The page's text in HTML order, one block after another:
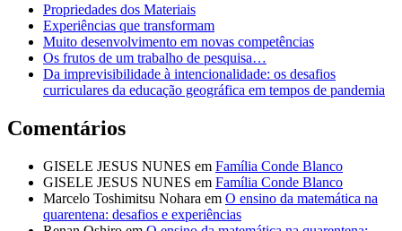
Propriedades dos Materiais
Experiências que transformam
Muito desenvolvimento em novas competências
Os frutos de um trabalho de pesquisa…
Da imprevisibilidade à intencionalidade: os desafios
curriculares da educação geográfica em tempos de pandemia
Comentários
GISELE JESUS NUNES em Família Conde Blanco
GISELE JESUS NUNES em Família Conde Blanco
Marcelo Toshimitsu Nohara em O ensino da matemática na
quarentena: desafios e experiências